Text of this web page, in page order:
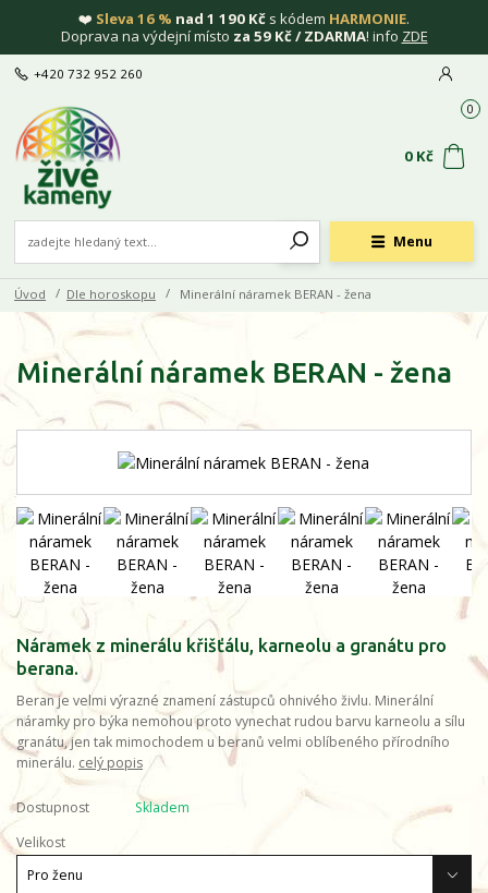
❤️ Sleva 16 % nad 1 190 Kč s kódem HARMONIE.
Doprava na výdejní místo za 59 Kč / ZDARMA! info ZDE
Menu
+420 732 952 260
0
0 Kč
Úvod Dle horoskopu Minerální náramek BERAN - žena
Minerální náramek BERAN - žena
Náramek z minerálu křišťálu, karneolu a granátu pro
berana.
Beran je velmi výrazné znamení zástupců ohnivého živlu. Minerální
náramky pro býka nemohou proto vynechat rudou barvu karneolu a sílu
granátu, jen tak mimochodem u beranů velmi oblíbeného přírodního
minerálu. celý popis
Dostupnost
Skladem
Velikost